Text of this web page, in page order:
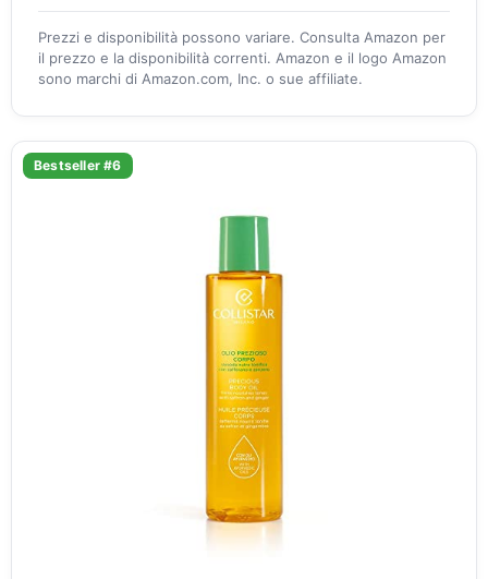
Prezzi e disponibilità possono variare. Consulta Amazon per
il prezzo e la disponibilità correnti. Amazon e il logo Amazon
sono marchi di Amazon.com, Inc. o sue affiliate.
Bestseller #6